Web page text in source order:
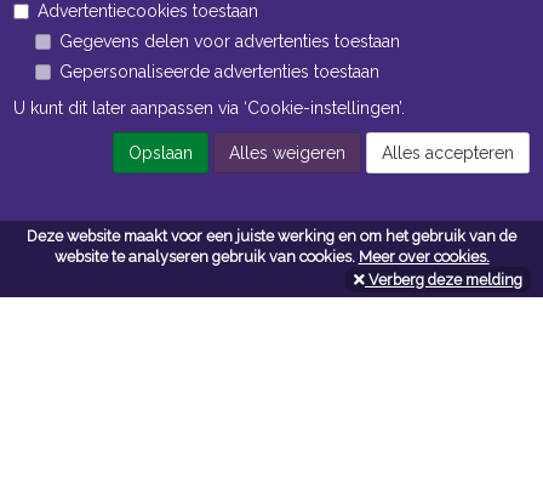
Deze website maakt voor een juiste werking en om het gebruik van de
website te analyseren gebruik van cookies. Meer over cookies.
Verberg deze melding
Contacteer ons
Advertentiecookies toestaan
Gegevens delen voor advertenties toestaan
Gepersonaliseerde advertenties toestaan
U kunt dit later aanpassen via ‘Cookie-instellingen’.
Opslaan Alles weigeren Alles accepteren